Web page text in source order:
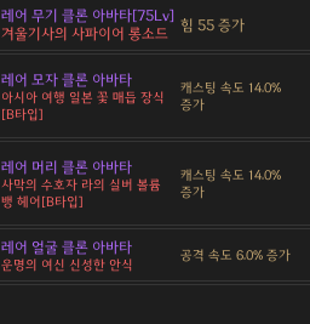
레어 무기 클론 아바타[75Lv]
겨울기사의 사파이어 롱소드
힘 55 증가
레어 모자 클론 아바타
아시아 여행 일본 꽃 매듭 장식
[B타입]
캐스팅 속도 14.0%
증가
레어 머리 클론 아바타
사막의 수호자 라의 실버 볼륨
뱅 헤어[B타입]
캐스팅 속도 14.0%
증가
레어 얼굴 클론 아바타
운명의 여신 신성한 안식
공격 속도 6.0% 증가